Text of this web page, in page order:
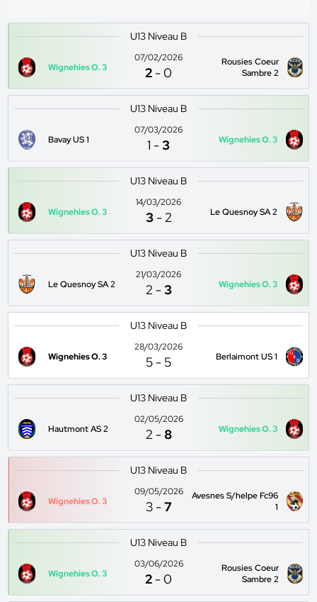
U13 Niveau B
Wignehies O. 3
07/02/2026
2 -0
Rousies Coeur
Sambre 2
U13 Niveau B
Bavay US 1
07/03/2026
1 -3 Wignehies O. 3
U13 Niveau B
Wignehies O. 3
14/03/2026
3 -2 Le Quesnoy SA 2
U13 Niveau B
Le Quesnoy SA 2
21/03/2026
2 -3 Wignehies O. 3
U13 Niveau B
Wignehies O. 3
28/03/2026
5 - 5 Berlaimont US 1
U13 Niveau B
Hautmont AS 2
02/05/2026
2 -8 Wignehies O. 3
U13 Niveau B
Wignehies O. 3
09/05/2026
3 -7
Avesnes S/helpe Fc96
1
U13 Niveau B
Wignehies O. 3
03/06/2026
2 -0
Rousies Coeur
Sambre 2